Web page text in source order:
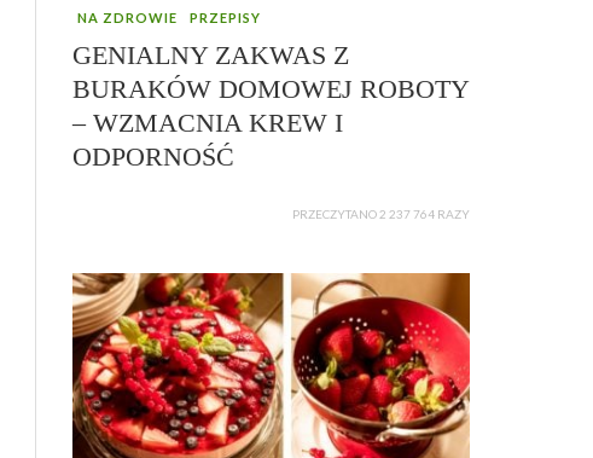
NA ZDROWIE PRZEPISY
GENIALNY ZAKWAS Z
BURAKÓW DOMOWEJ ROBOTY
– WZMACNIA KREW I
ODPORNOŚĆ
PRZECZYTANO 2 237 764 RAZY